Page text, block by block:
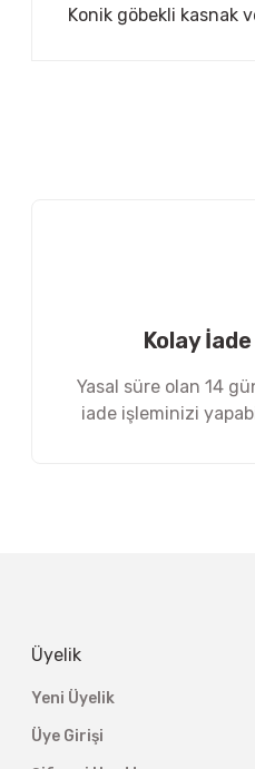
Konik göbekli kasnak
Kolay İade
Yasal süre olan 14
iade işleminizi
Üyelik
Yeni Üyelik
Üye Girişi